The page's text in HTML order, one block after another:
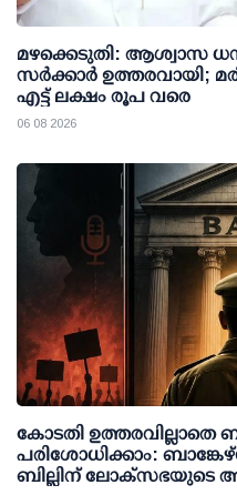
മഴക്കെടുതി: ആശ്വാസ
സര്‍ക്കാര്‍ ഉത്തരവായി;
എട്ട് ലക്ഷം രൂപ വരെ
06 08 2026
കോടതി
പരിശോധിക്കാം:
ബില്ലിന് ലോക്സഭയുടെ